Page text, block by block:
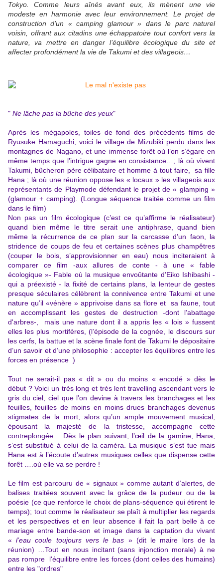
Tokyo. Comme leurs aînés avant eux, ils mènent une vie
modeste en harmonie avec leur environnement. Le projet de
construction d’un « camping glamour » dans le parc naturel
voisin, offrant aux citadins une échappatoire tout confort vers la
nature, va mettre en danger l’équilibre écologique du site et
affecter profondément la vie de Takumi et des villageois…
" Ne lâche pas la bûche des yeux"
Après les mégapoles, toiles de fond des précédents films de
Ryusuke Hamaguchi, voici le village de Mizubiki perdu dans les
montagnes de Nagano, et une immense forêt où l’on s’égare en
même temps que l’intrigue gagne en consistance…; là où vivent
Takumi, bûcheron père célibataire et homme à tout faire, sa fille
Hana ; là où une réunion oppose les « locaux » les villageois aux
représentants de Playmode défendant le projet de « glamping »
(glamour + camping). (Longue séquence traitée comme un film
dans le film)
Non pas un film écologique (c’est ce qu’affirme le réalisateur)
quand bien même le titre serait une antiphrase, quand bien
même la récurrence de ce plan sur la carcasse d’un faon, la
stridence de coups de feu et certaines scènes plus champêtres
(couper le bois, s’approvisionner en eau) nous inciteraient à
comparer ce film -aux allures de conte - à une « fable
écologique »- Fable où la musique envoûtante d’Eiko Ishibashi -
qui a préexisté - la fixité de certains plans, la lenteur de gestes
presque séculaires célèbrent la connivence entre Takumi et une
nature qu’il «vénère » apprivoise dans sa flore et sa faune, tout
en accomplissant les gestes de destruction -dont l'abattage
d'arbres-, mais une nature dont il a appris les « lois » fussent
elles les plus mortifères, (l’épisode de la cognée, le discours sur
les cerfs, la battue et la scène finale font de Takumi le dépositaire
d’un savoir et d’une philosophie : accepter les équilibres entre les
forces en présence )
Tout ne serait-il pas « dit » ou du moins « encodé » dès le
début ? Voici un très long et très lent travelling ascendant vers le
gris du ciel, ciel que l’on devine à travers les branchages et les
feuilles, feuilles de moins en moins drues branchages devenus
stigmates de la mort, alors qu’un ample mouvement musical,
épousant la majesté de la tristesse, accompagne cette
contreplongée… Dès le plan suivant, l’œil de la gamine, Hana,
s’est substitué à celui de la caméra. La musique s’est tue mais
Hana est à l’écoute d’autres musiques celles que dispense cette
forêt ….où elle va se perdre !
Le film est parcouru de « signaux » comme autant d’alertes, de
balises traitées souvent avec la grâce de la pudeur ou de la
poésie (ce que renforce le choix de plans-séquence qui étirent le
temps); tout comme le réalisateur se plaît à multiplier les regards
et les perspectives et en leur absence il fait la part belle à ce
mariage entre bande-son et image dans la captation du vivant
«l’eau coule toujours vers le bas » (dit le maire lors de la
réunion) …Tout en nous incitant (sans injonction morale) à ne
pas rompre l'équilibre entre les forces (dont celles des humains)
entre les "ordres"